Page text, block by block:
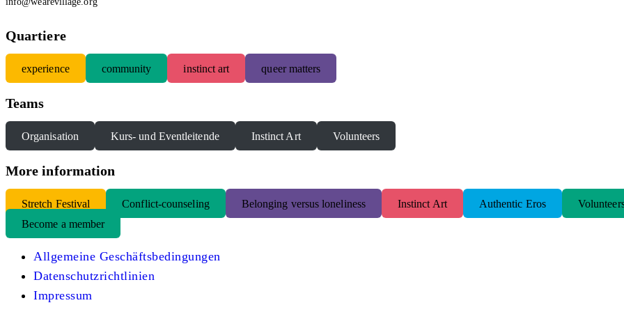
Quartiere
experience community instinct art queer matters
Teams
Organisation Kurs- und Eventleitende Instinct Art Volunteers
More information
Stretch Festival Conflict-counseling Belonging versus loneliness Instinct Art Authentic Eros
Become a member
Allgemeine Geschäftsbedingungen
Datenschutzrichtlinien
Impressum